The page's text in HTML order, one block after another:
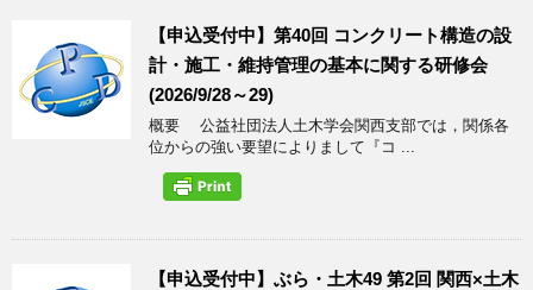
【申込受付中】第40回 コンクリート構造の設
計・施工・維持管理の基本に関する研修会
(2026/9/28～29)
概要 公益社団法人土木学会関西支部では，関係各
位からの強い要望によりまして『コ ...
【申込受付中】ぶら・土木49 第2回 関西×土木